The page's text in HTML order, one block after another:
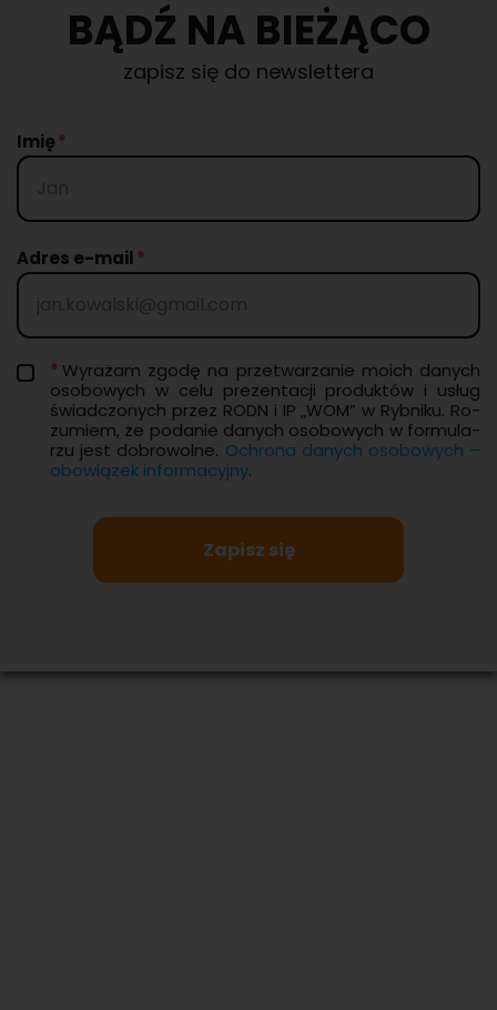
BĄDŹ NA BIEŻĄCO
zapisz się do newslettera
Imię
Adres e-mail
Wy­ra­żam zgodę na prze­twa­rza­nie moich da­nych
oso­bo­wych w celu pre­zen­ta­cji pro­duk­tów i usług
świad­czo­nych przez RODN i IP „WOM” w Ryb­ni­ku. Ro­
zu­miem, że po­da­nie da­nych oso­bo­wych w for­mu­la­
rzu jest do­bro­wol­ne. Ochro­na da­nych oso­bo­wych –
obo­wią­zek in­for­ma­cyj­ny.
Zapisz się